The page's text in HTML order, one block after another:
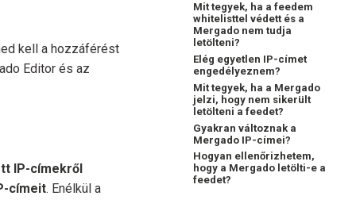
kell a hozzáférést
Editor és az
IP-címekről
címeit. Enélkül a
Mit tegyek, ha a feedem
whitelisttel védett és a
Mergado nem tudja
letölteni?
Elég egyetlen IP-címet
engedélyeznem?
Mit tegyek, ha a Mergado
jelzi, hogy nem sikerült
letölteni a feedet?
Gyakran változnak a
Mergado IP-címei?
Hogyan ellenőrizhetem,
hogy a Mergado letölti-e a
feedet?